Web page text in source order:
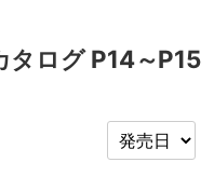
タログ P14～P15